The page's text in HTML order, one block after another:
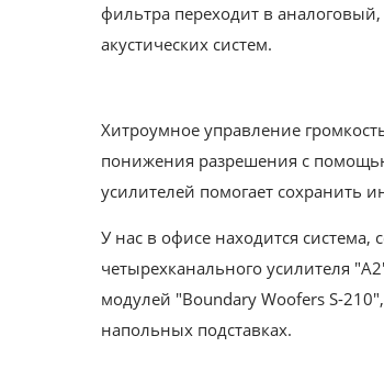
фильтра переходит в
акустических систем.
Хитроумное управление
понижения разрешения с
усилителей помогает сохранить
У нас в офисе находится система,
четырехканального усилителя
модулей "Boundary Woofers S-
напольных подставках.